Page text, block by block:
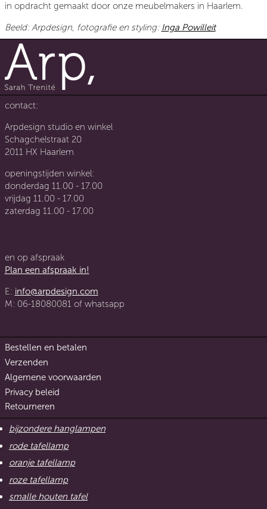
in opdracht gemaakt door onze meubelmakers in Haarlem.
Beeld: Arpdesign, fotografie en styling: Inga Powilleit
contact:
Arpdesign studio en winkel
Schagchelstraat 20
2011 HX Haarlem
openingstijden winkel:
donderdag 11.00 - 17.00
vrijdag 11.00 - 17.00
zaterdag 11.00 - 17.00
en op afspraak
Plan een afspraak in!
E: info@arpdesign.com
M: 06-18080081 of whatsapp
Bestellen en betalen
Verzenden
Algemene voorwaarden
Privacy beleid
Retourneren
bijzondere hanglampen
rode tafellamp
oranje tafellamp
roze tafellamp
smalle houten tafel